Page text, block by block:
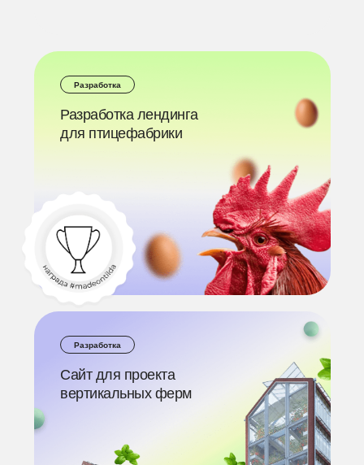
Сайт для проекта
вертикальных ферм
Разработка лендинга
для птицефабрики
Разработка
Разработка